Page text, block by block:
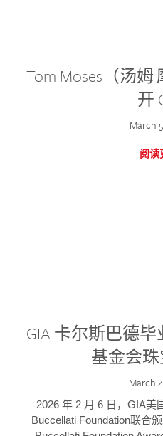
Tom Moses（汤
开
March
阅读
GIA 卡尔斯巴德
基金会
March
2026 年 2 月 6 日，GIA美
Buccellati Foundation联合